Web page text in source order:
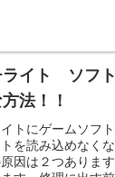
ライト ソフ
法！！
トにゲームソフ
を読み込めなく
因は２つありま